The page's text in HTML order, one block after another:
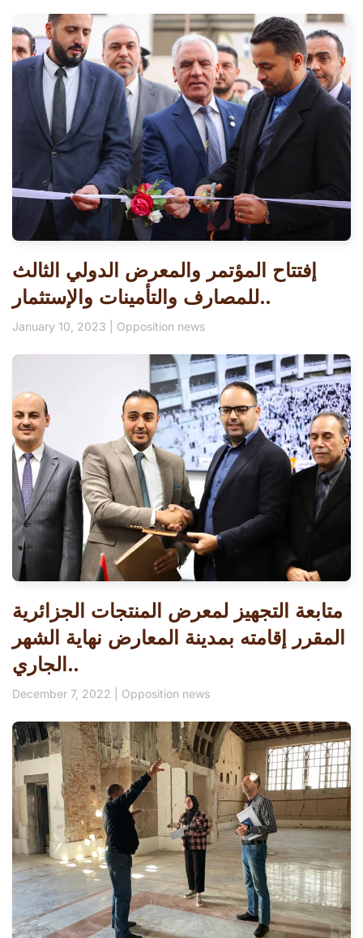
إفتتاح المؤتمر والمعرض الدولي الثالث
للمصارف والتأمينات والإستثمار..
January 10, 2023 Opposition news
متابعة التجهيز لمعرض المنتجات الجزائرية
المقرر إقامته بمدينة المعارض نهاية الشهر
الجاري..
December 7, 2022 Opposition news